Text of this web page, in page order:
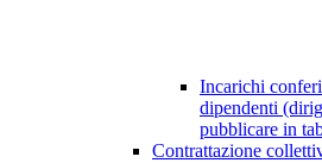
Incarichi
dipendenti
pubblicare in
Contrattazione